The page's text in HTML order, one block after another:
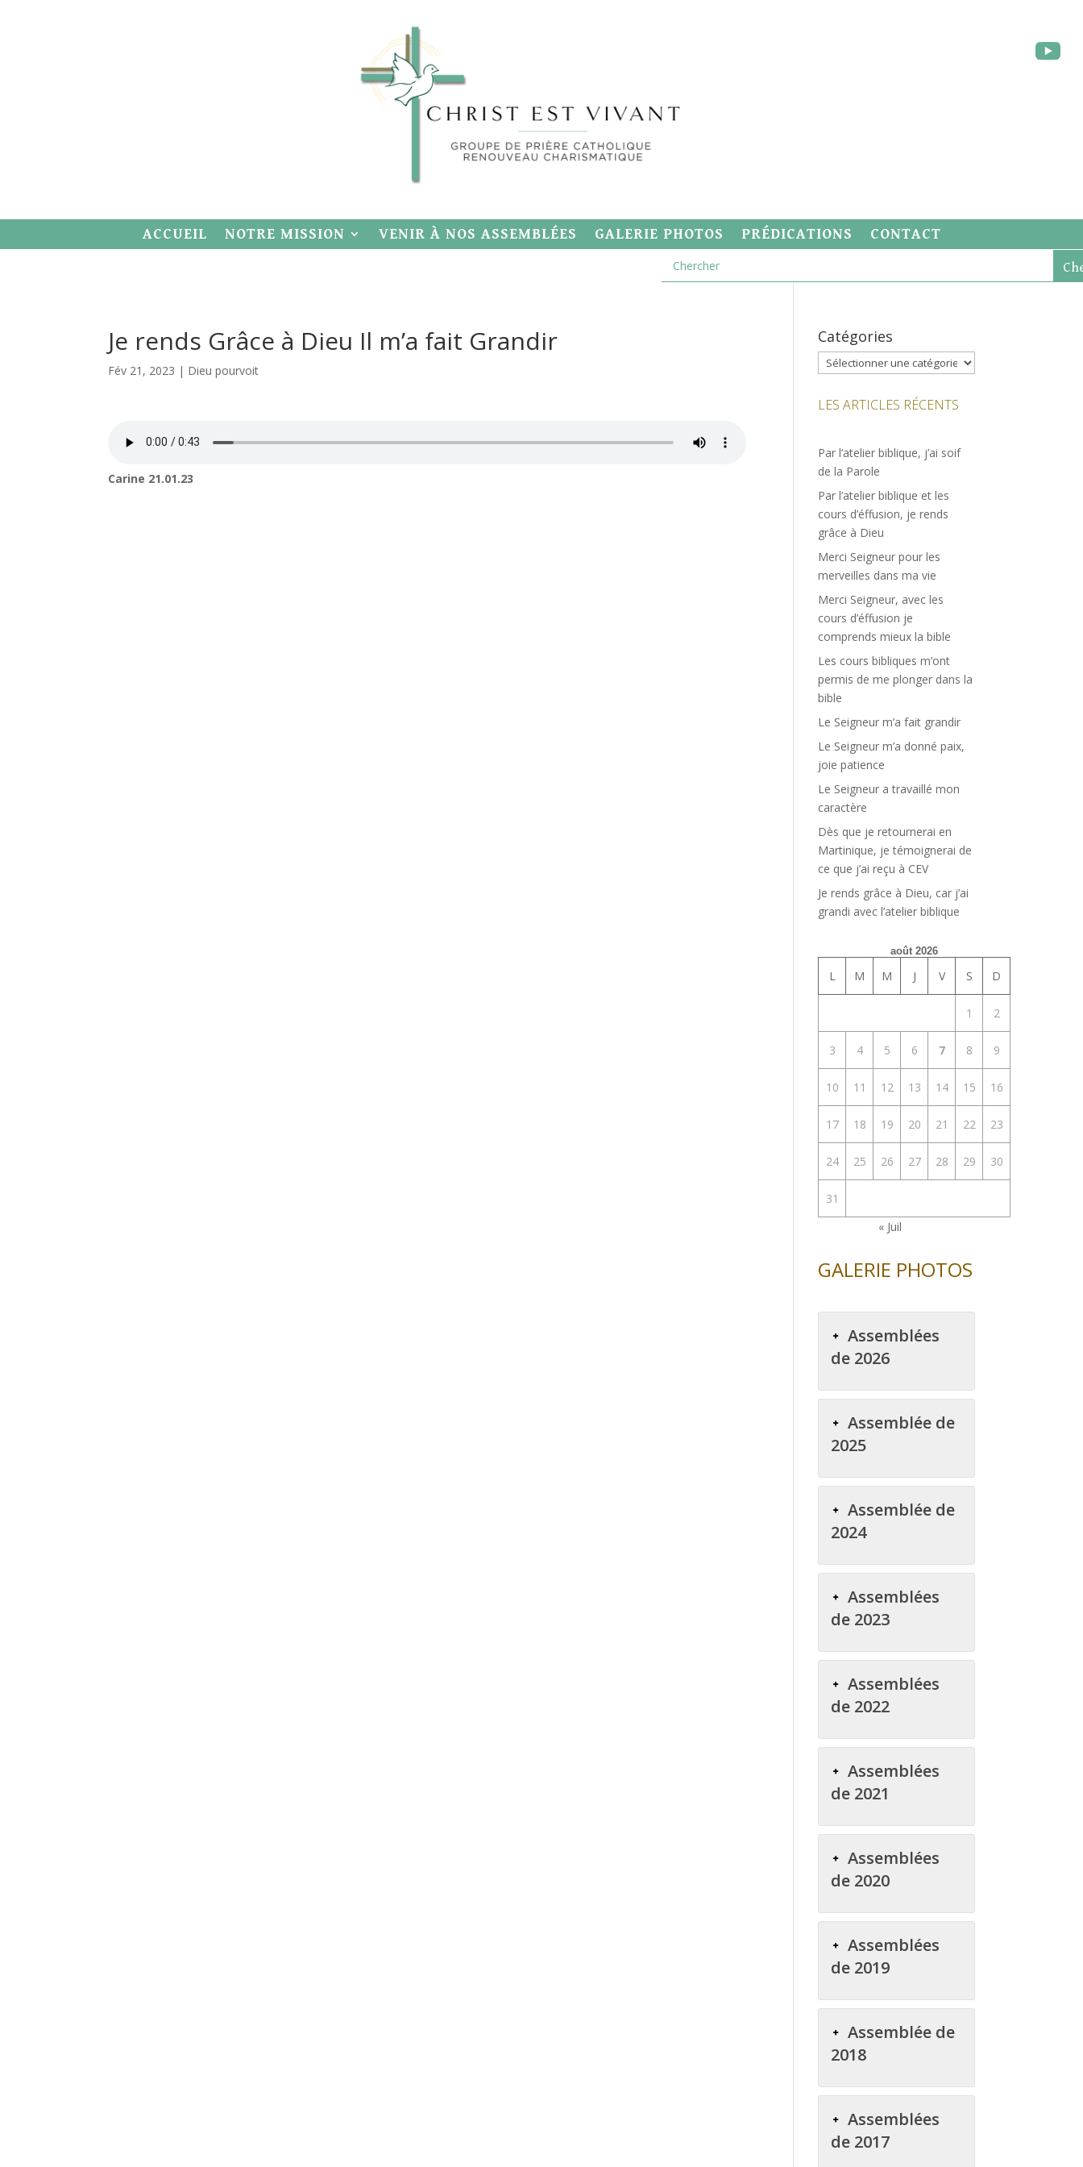
ACCUEIL NOTRE MISSION VENIR À NOS ASSEMBLÉES GALERIE PHOTOS PRÉDICATIONS CONTACT
Je rends Grâce à Dieu Il m’a fait Grandir
Fév 21, 2023 | Dieu pourvoit
Carine 21.01.23
Catégories
Catégories
LES ARTICLES RÉCENTS
Par l’atelier biblique, j’ai soif
de la Parole
Par l’atelier biblique et les
cours d’éffusion, je rends
grâce à Dieu
Merci Seigneur pour les
merveilles dans ma vie
Merci Seigneur, avec les
cours d’éffusion je
comprends mieux la bible
Les cours bibliques m’ont
permis de me plonger dans la
bible
Le Seigneur m’a fait grandir
Le Seigneur m’a donné paix,
joie patience
Le Seigneur a travaillé mon
caractère
Dès que je retournerai en
Martinique, je témoignerai de
ce que j’ai reçu à CEV
Je rends grâce à Dieu, car j’ai
grandi avec l’atelier biblique
août 2026
L M M J V S D
1 2
3 4 5 6 7 8 9
10 11 12 13 14 15 16
17 18 19 20 21 22 23
24 25 26 27 28 29 30
31
« Juil
GALERIE PHOTOS
Assemblées
de 2026
Assemblée de
2025
Assemblée de
2024
Assemblées
de 2023
Assemblées
de 2022
Assemblées
de 2021
Assemblées
de 2020
Assemblées
de 2019
Assemblée de
2018
Assemblées
de 2017